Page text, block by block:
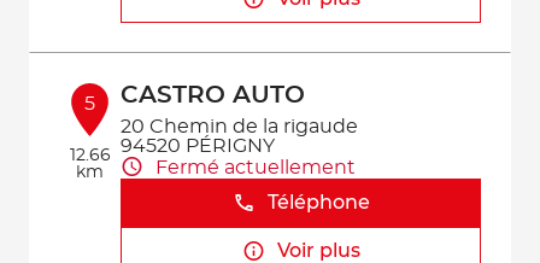
5
12.66
km
CASTRO AUTO
20 Chemin de la rigaude
94520 PÉRIGNY
Fermé actuellement
Téléphone
Voir plus